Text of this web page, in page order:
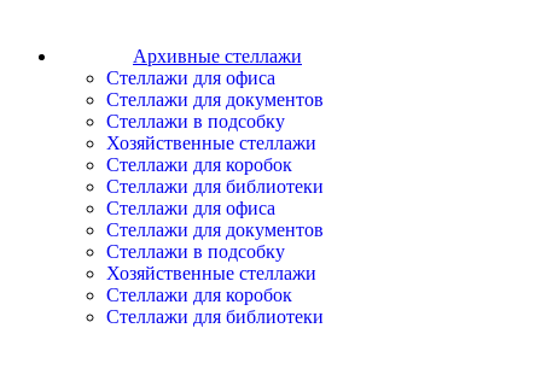
Архивные стеллажи
Стеллажи для офиса
Стеллажи для документов
Стеллажи в подсобку
Хозяйственные стеллажи
Стеллажи для коробок
Стеллажи для библиотеки
Стеллажи для офиса
Стеллажи для документов
Стеллажи в подсобку
Хозяйственные стеллажи
Стеллажи для коробок
Стеллажи для библиотеки